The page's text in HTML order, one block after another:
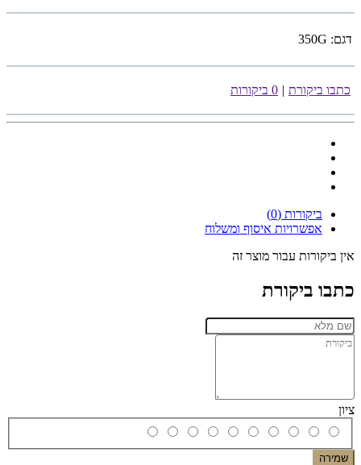
דגם: 350G
כתבו ביקורת | 0 ביקורות
ביקורות (0)
אפשרויות איסוף ומשלוח
אין ביקורות עבור מוצר זה
כתבו ביקורת
ציון
שמירה